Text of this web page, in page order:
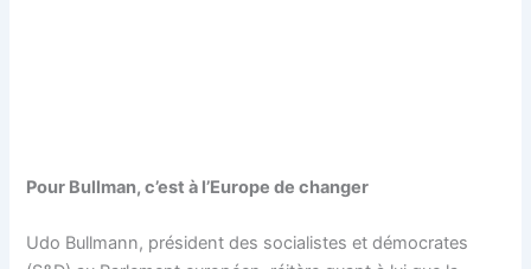
Pour Bullman, c’est à l’Europe de changer
Udo Bullmann, président des socialistes et démocrates